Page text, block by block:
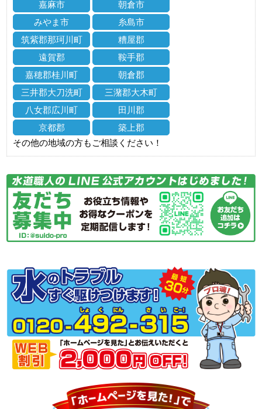
嘉麻市
朝倉市
みやま市
糸島市
筑紫郡那珂川町
糟屋郡
遠賀郡
鞍手郡
嘉穂郡桂川町
朝倉郡
三井郡大刀洗町
三潴郡大木町
八女郡広川町
田川郡
京都郡
築上郡
その他の地域の方もご相談ください！